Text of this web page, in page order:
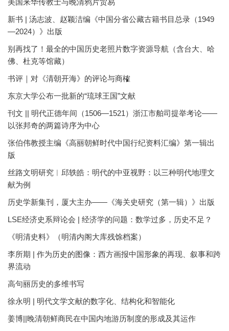
美国来华传教士与晚清鸦片贸易
新书 | 汤志波、赵颖洁编《中国分省公藏古籍书目总录（1949
—2024）》出版
别再找了！最全的中国历史老照片数字资源导航（含台大、哈
佛、杜克等馆藏）
书评｜对《清朝开海》的评论与商榷
东京大学公布一批新的“琉球王国”文献
刊文 || 明代正德年间（1506—1521）浙江市舶司提举考论——
以张邦奇的两篇诗序为中心
张伯伟教授主编《高丽朝鲜时代中国行纪资料汇编》第一辑出
版
丝路文明研究︱邱轶皓：明代的中亚视野：以三种明代地理文
献为例
历史学新集刊，厦大主办——《海关史研究（第一辑）》出版
LSE经济史系辩论会 | 经济学的问题：数学过多，历史不足？
《明清史料》（明清内阁大库残馀档案）
李所期 | 作为历史的图像：西方画报中国形象的再现、叙事和跨
界流动
高句丽历史的多维书写
徐永明 | 明代文学文献的数字化、结构化和智能化
姜博||晚清朝鲜商民在中国内地游历制度的形成及其运作